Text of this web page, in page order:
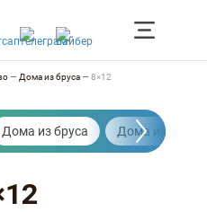
— Дома из бруса—8×12
Дома из бруса Дома из